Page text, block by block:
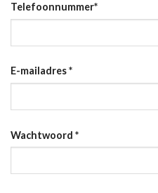
Telefoonnummer*
E-mailadres*
Wachtwoord *